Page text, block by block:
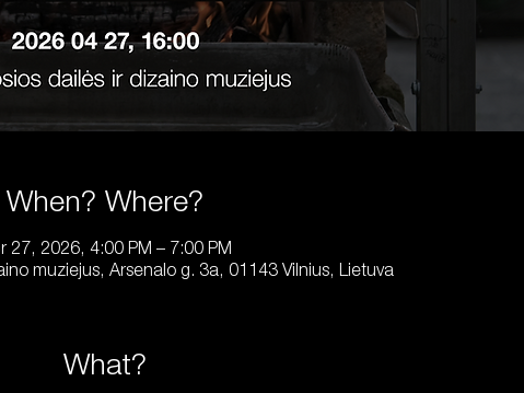
When? Where?
27, 2026, 4:00 PM – 7:00 PM
muziejus, Arsenalo g. 3a, 01143 Vilnius, Lietuva
What?